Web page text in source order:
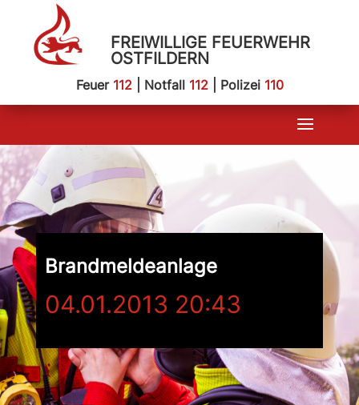
FREIWILLIGE FEUERWEHR
OSTFILDERN
Feuer 112| Notfall 112| Polizei 110
Brandmeldeanlage
04.01.2013 20:43